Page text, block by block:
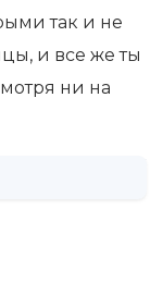
так и не
и все же ты
ни на